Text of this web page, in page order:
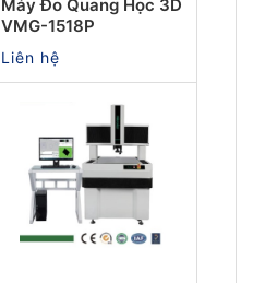
Máy Đo Quang Học 3D
VMG-1518P
Liên hệ